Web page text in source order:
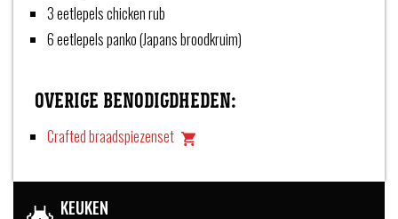
3 eetlepels chicken rub
6 eetlepels panko (Japans broodkruim)
OVERIGE BENODIGDHEDEN:
Crafted braadspiezenset
KEUKEN